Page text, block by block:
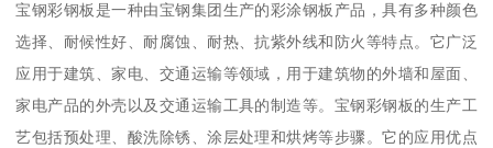
宝钢彩钢板是一种由宝钢集团生产的彩涂钢板产品，具有多种颜色
选择、耐候性好、耐腐蚀、耐热、抗紫外线和防火等特点。它广泛
应用于建筑、家电、交通运输等领域，用于建筑物的外墙和屋面、
家电产品的外壳以及交通运输工具的制造等。宝钢彩钢板的生产工
艺包括预处理、酸洗除锈、涂层处理和烘烤等步骤。它的应用优点